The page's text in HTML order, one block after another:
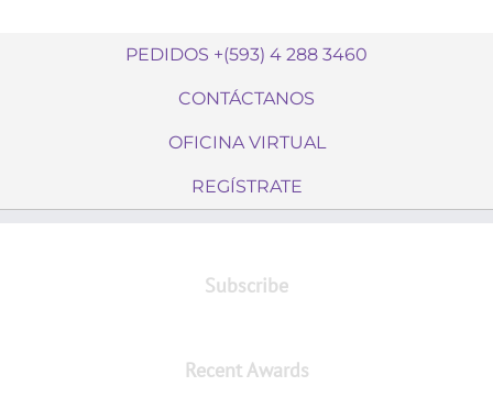
PEDIDOS +(593) 4 288 3460
CONTÁCTANOS
OFICINA VIRTUAL
REGÍSTRATE
Subscribe
Recent Awards